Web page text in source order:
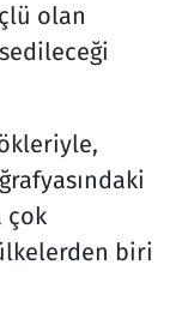
olan
çok
biri